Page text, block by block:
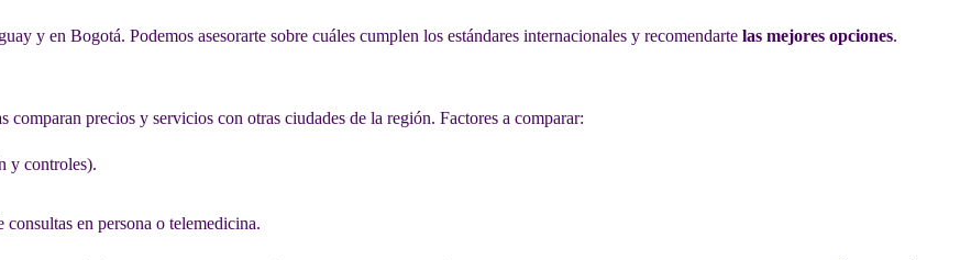
y en Bogotá. Podemos asesorarte sobre cuáles cumplen los estándares internacionales y recomendarte las mejores opciones.
comparan precios y servicios con otras ciudades de la región. Factores a comparar:
y controles).
en persona o telemedicina.